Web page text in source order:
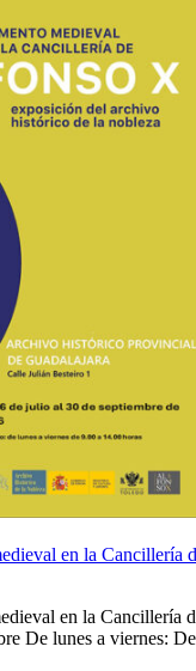
en la Cancillería
en la Cancillería
De lunes a viernes: De